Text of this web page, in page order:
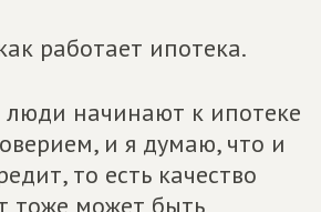
работает ипотека.
начинают к ипотеке
и я думаю, что и
то есть качество
тоже может быть